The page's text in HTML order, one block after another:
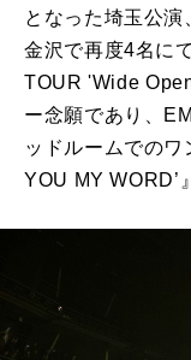
となった埼玉公演
金沢で再度4名に
TOUR 'Wide
ー念願であり、
ッドルームでの
YOU MY WORD’